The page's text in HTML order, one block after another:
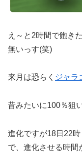
え～と2時間で飽き
無いっす(笑)
来月は恐らく ジャラ
昔みたいに100％狙
進化ですが18日22
で、進化させる時間